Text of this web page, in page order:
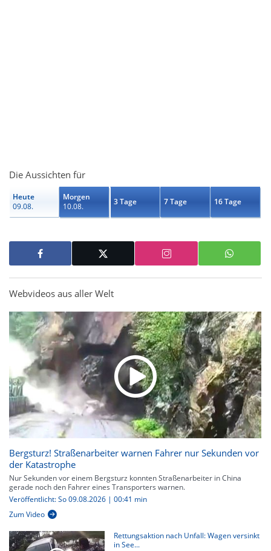
Die Aussichten für
Heute
09.08.
Morgen
10.08.
3 Tage 7 Tage 16 Tage
Webvideos aus aller Welt
Bergsturz! Straßenarbeiter warnen Fahrer nur Sekunden vor
der Katastrophe
Nur Sekunden vor einem Bergsturz konnten Straßenarbeiter in China
gerade noch den Fahrer eines Transporters warnen.
Veröffentlicht: So 09.08.2026 | 00:41 min
Zum Video
Rettungsaktion nach Unfall: Wagen versinkt
in See...